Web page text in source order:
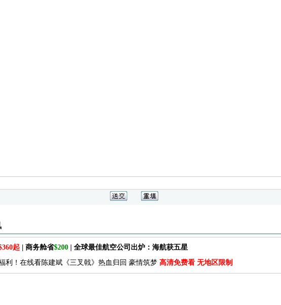
起 | 商务舱省$200| 全球最佳航空公司出炉：海航获五星
利！在线看陈建斌《三叉戟》热血归回 豪情筑梦 高清免费看 无地区限制